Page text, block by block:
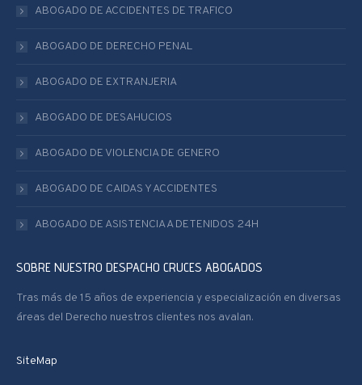
windowwindowwindow
ABOGADO DE ACCIDENTES DE TRAFICO
ABOGADO DE DERECHO PENAL
ABOGADO DE EXTRANJERIA
ABOGADO DE DESAHUCIOS
ABOGADO DE VIOLENCIA DE GENERO
ABOGADO DE CAIDAS Y ACCIDENTES
ABOGADO DE ASISTENCIA A DETENIDOS 24H
SOBRE NUESTRO DESPACHO CRUCES ABOGADOS
Tras más de 15 años de experiencia y especialización en diversas
áreas del Derecho nuestros clientes nos avalan.
SiteMap